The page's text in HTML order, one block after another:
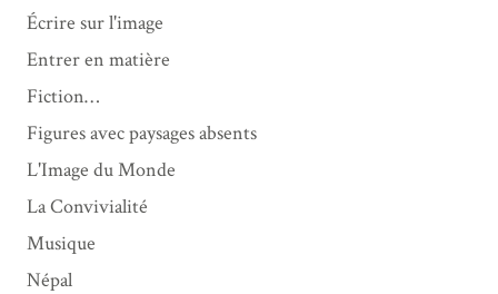
Écrire sur l'image
Entrer en matière
Fiction…
Figures avec paysages absents
L'Image du Monde
La Convivialité
Musique
Népal